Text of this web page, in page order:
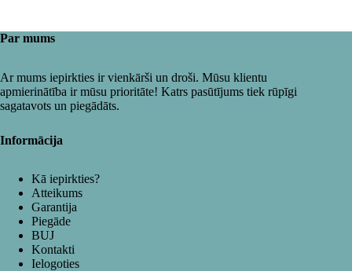
Par mums
Ar mums iepirkties ir vienkārši un droši. Mūsu klientu
apmierinātība ir mūsu prioritāte! Katrs pasūtījums tiek rūpīgi
sagatavots un piegādāts.
Informācija
Kā iepirkties?
Atteikums
Garantija
Piegāde
BUJ
Kontakti
Ielogoties